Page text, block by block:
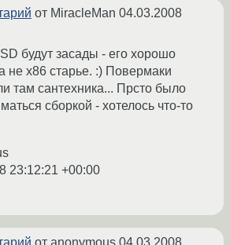
от MiracleMan 04.03.2008
будут засады - его хорошо
не х86 старье. :) Повермаки
там сантехника... Прсто было
сборкой - хотелось что-то
23:12:21 +00:00